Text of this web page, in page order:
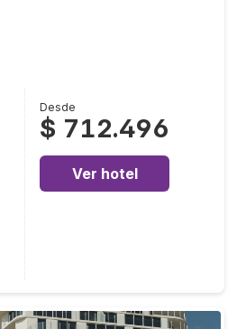
Desde
$ 712.496
Ver hotel